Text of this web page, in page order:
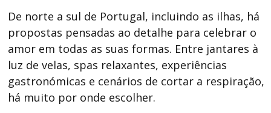
De norte a sul de Portugal, incluindo as ilhas, há
propostas pensadas ao detalhe para celebrar o
amor em todas as suas formas. Entre jantares à
luz de velas, spas relaxantes, experiências
gastronómicas e cenários de cortar a respiração,
há muito por onde escolher.